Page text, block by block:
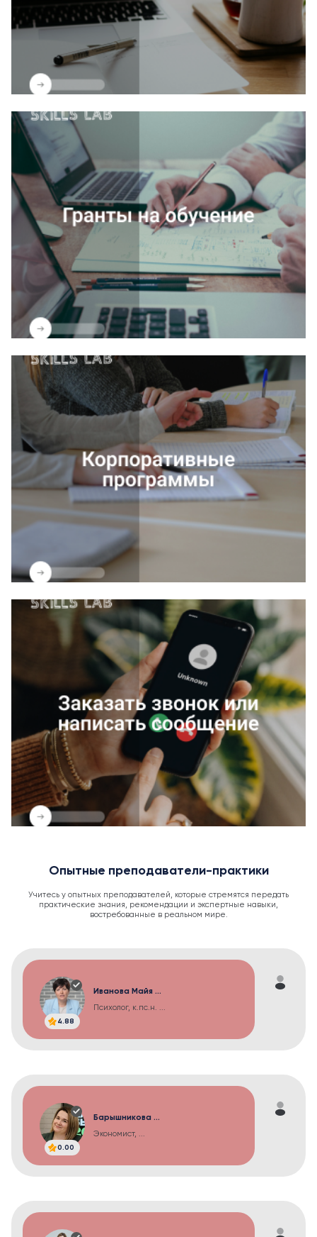
Опытные преподаватели-практики
Учитесь у опытных преподавателей, которые стремятся передать
практические знания, рекомендации и экспертные навыки,
востребованные в реальном мире.
4.88
Иванова Майя ...
Психолог, к.пс.н. ...
0.00
Барышникова ...
Экономист, ...